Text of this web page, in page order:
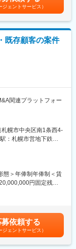
ているためノルマは
業部、補助金事業部
的な企業成長へ貢献
は別々の業務ですが、
し、お客様にとって
、幅広い業界からご
。■給与改定：年1回
■モデル年収：M&Aコ
3年目以上 平均給与
り、選考を通じて上下
当を含めた表記です。
ジェントサービス）
既存顧客の案件
関連プラットフォー
融機関、事業会社な
り起こしや各種コン
し、戦略的なアプロー
推進、協業体制の構
した成約支援および
幌市中央区南1条西4-
の範囲：会社の定め
態＞年俸制年俸制＜賃
円固定残業
イトル、前職の実績等
であり、選考を通じ
固定手当を含めた表記
募依頼する
ジェントサービス）